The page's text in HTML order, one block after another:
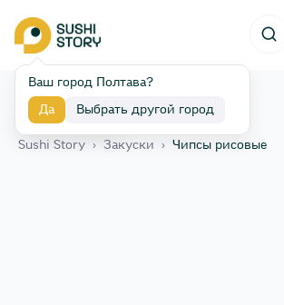
Ваш город Полтава?
Да Выбрать другой город
Назад
Sushi Story › Закуски › Чипсы рисовые